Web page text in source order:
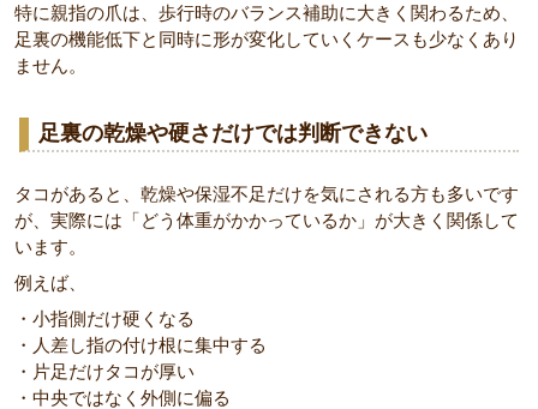
特に親指の爪は、歩行時のバランス補助に大きく関わるため、
足裏の機能低下と同時に形が変化していくケースも少なくあり
ません。
足裏の乾燥や硬さだけでは判断できない
タコがあると、乾燥や保湿不足だけを気にされる方も多いです
が、実際には「どう体重がかかっているか」が大きく関係して
います。
例えば、
・小指側だけ硬くなる
・人差し指の付け根に集中する
・片足だけタコが厚い
・中央ではなく外側に偏る